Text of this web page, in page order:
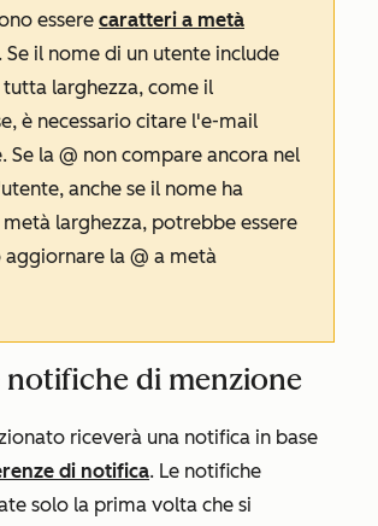
essere caratteri a metà
. Se il nome di un utente include
larghezza, come il
è necessario citare l'e-mail
Se la @ non compare ancora nel
anche se il nome ha
larghezza, potrebbe essere
aggiornare la @ a metà
notifiche di menzione
riceverà una notifica in base
di notifica. Le notifiche
solo la prima volta che si